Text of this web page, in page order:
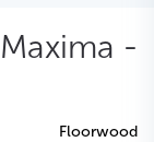
-
Floorwood